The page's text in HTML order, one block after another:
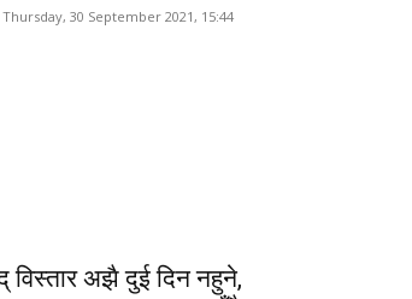
Thursday, 30 September 2021, 15:44
विस्तार अझै दुई दिन नहुने,